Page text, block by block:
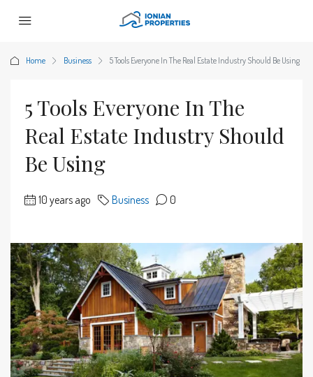
Home Business 5 Tools Everyone In The Real Estate Industry Should Be Using
5 Tools Everyone In The
Real Estate Industry Should
Be Using
10 years ago Business 0